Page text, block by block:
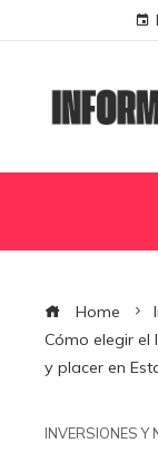
Home
Cómo elegir
y placer en
INVERSIONES Y